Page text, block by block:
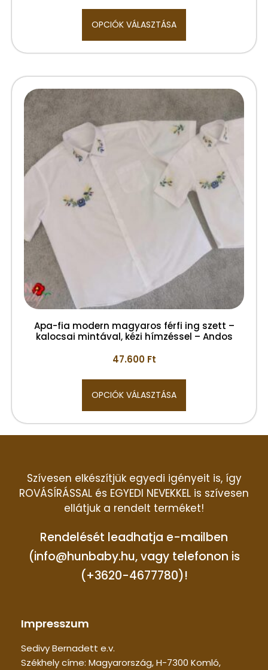
OPCIÓK VÁLASZTÁSA
Apa-fia modern magyaros férfi ing szett –
kalocsai mintával, kézi hímzéssel – Andos
47.600 Ft
OPCIÓK VÁLASZTÁSA
Szívesen elkészítjük egyedi igényeit is, így
ROVÁSÍRÁSSAL és EGYEDI NEVEKKEL is szívesen
ellátjuk a rendelt terméket!
Rendelését leadhatja e-mailben
(info@hunbaby.hu, vagy telefonon is
(+3620-4677780)!
Impresszum
Sedivy Bernadett e.v.
Székhely címe: Magyarország, H-7300 Komló,